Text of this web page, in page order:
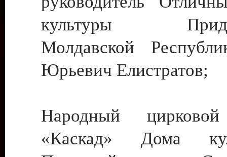
культуры
Молдавской
Юрьевич Елистратов;
Народный цирковой
«Каскад» Дома